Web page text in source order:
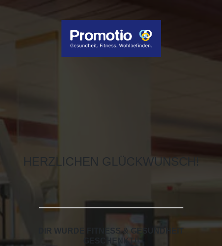
HERZLICHEN GLÜCKWUNSCH!
DIR WURDE FITNESS & GESUNDHEIT
GESCHENKT! !